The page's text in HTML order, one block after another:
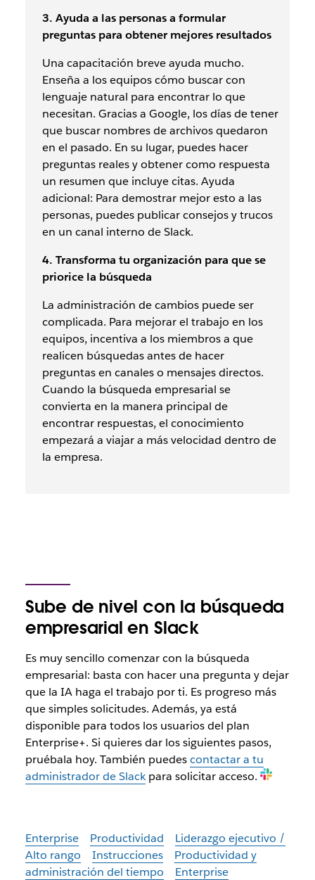
3. Ayuda a las personas a formular
preguntas para obtener mejores resultados
Una capacitación breve ayuda mucho.
Enseña a los equipos cómo buscar con
lenguaje natural para encontrar lo que
necesitan. Gracias a Google, los días de tener
que buscar nombres de archivos quedaron
en el pasado. En su lugar, puedes hacer
preguntas reales y obtener como respuesta
un resumen que incluye citas. Ayuda
adicional: Para demostrar mejor esto a las
personas, puedes publicar consejos y trucos
en un canal interno de Slack.
4. Transforma tu organización para que se
priorice la búsqueda
La administración de cambios puede ser
complicada. Para mejorar el trabajo en los
equipos, incentiva a los miembros a que
realicen búsquedas antes de hacer
preguntas en canales o mensajes directos.
Cuando la búsqueda empresarial se
convierta en la manera principal de
encontrar respuestas, el conocimiento
empezará a viajar a más velocidad dentro de
la empresa.
Sube de nivel con la búsqueda
empresarial en Slack
Es muy sencillo comenzar con la búsqueda
empresarial: basta con hacer una pregunta y dejar
que la IA haga el trabajo por ti. Es progreso más
que simples solicitudes. Además, ya está
disponible para todos los usuarios del plan
Enterprise+. Si quieres dar los siguientes pasos,
pruébala hoy. También puedescontactar a tu
administrador de Slackpara solicitar acceso.
Enterprise Productividad
Liderazgo ejecutivo /
Alto rango
Instrucciones
Productividad y
administración del tiempo
Enterprise